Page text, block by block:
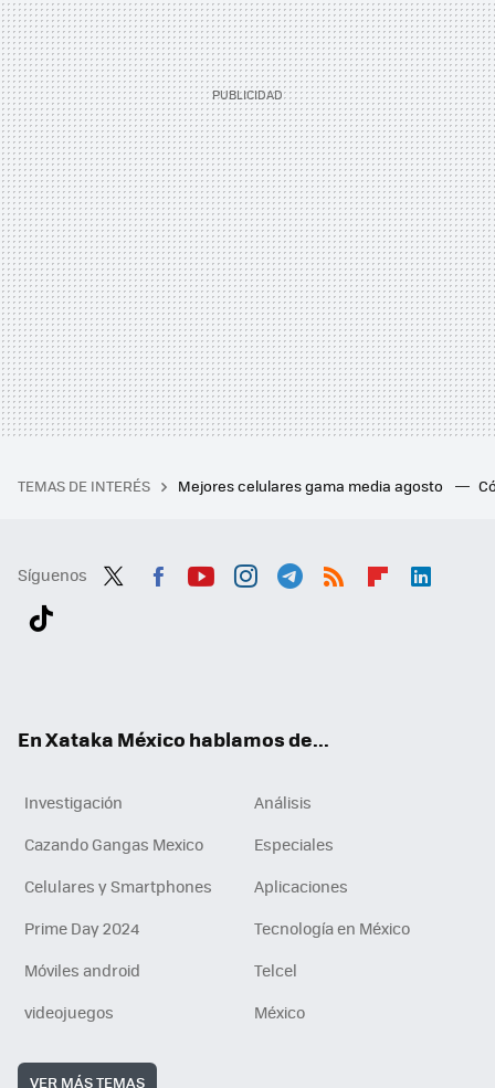
TEMAS DE INTERÉS Mejores celulares gama media agosto
Síguenos
En Xataka México hablamos de...
Investigación
Análisis
Cazando Gangas Mexico
Especiales
Celulares y Smartphones
Aplicaciones
Prime Day 2024
Tecnología en México
Móviles android
Telcel
videojuegos
México
VER MÁS TEMAS